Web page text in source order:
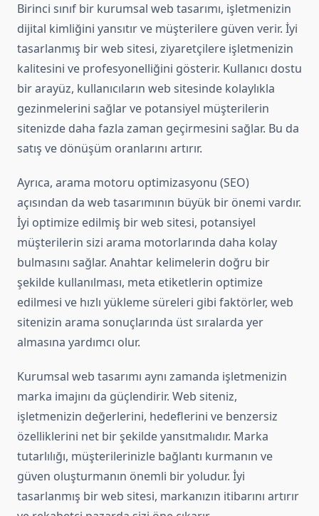
Birinci sınıf bir kurumsal web tasarımı, işletmenizin
dijital kimliğini yansıtır ve müşterilere güven verir. İyi
tasarlanmış bir web sitesi, ziyaretçilere işletmenizin
kalitesini ve profesyonelliğini gösterir. Kullanıcı dostu
bir arayüz, kullanıcıların web sitesinde kolaylıkla
gezinmelerini sağlar ve potansiyel müşterilerin
sitenizde daha fazla zaman geçirmesini sağlar. Bu da
satış ve dönüşüm oranlarını artırır.
Ayrıca, arama motoru optimizasyonu (SEO)
açısından da web tasarımının büyük bir önemi vardır.
İyi optimize edilmiş bir web sitesi, potansiyel
müşterilerin sizi arama motorlarında daha kolay
bulmasını sağlar. Anahtar kelimelerin doğru bir
şekilde kullanılması, meta etiketlerin optimize
edilmesi ve hızlı yükleme süreleri gibi faktörler, web
sitenizin arama sonuçlarında üst sıralarda yer
almasına yardımcı olur.
Kurumsal web tasarımı aynı zamanda işletmenizin
marka imajını da güçlendirir. Web siteniz,
işletmenizin değerlerini, hedeflerini ve benzersiz
özelliklerini net bir şekilde yansıtmalıdır. Marka
tutarlılığı, müşterilerinizle bağlantı kurmanın ve
güven oluşturmanın önemli bir yoludur. İyi
tasarlanmış bir web sitesi, markanızın itibarını artırır